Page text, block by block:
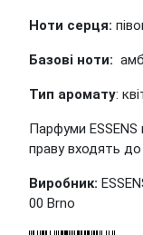
Ноти серця:
Базові ноти:
Тип аромату:
Парфуми ESSENS
праву входять до
Виробник:
00 Brno